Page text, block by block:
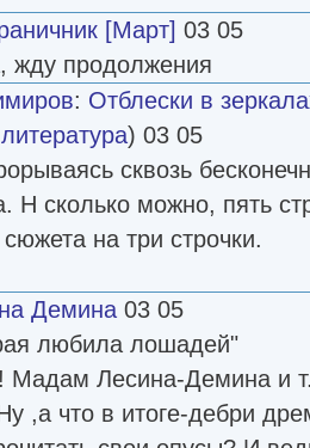
[Март] 03 05
жду продолжения
: Отблески в
) 03 05
сквозь
Н сколько можно, пять
на три строчки.
Демина 03 05
любила лошадей"
Мадам Лесина-Демина и
,а что в итоге-дебри